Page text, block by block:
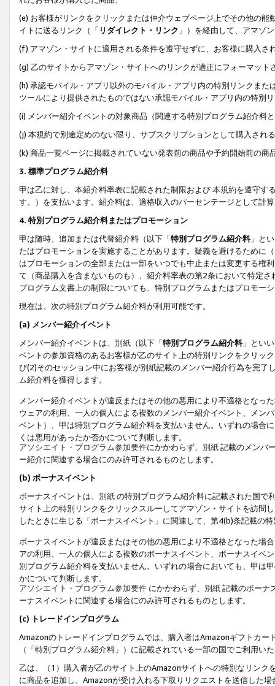
(e) お客様がリンクをクリックまたは仲介ウェブページ上でその他の
イトに送るリンク（「 リダイレクト・リンク 」）を経由して、アマゾ
(f) アマゾン・サイトに適用される条件を遵守せずに、お客様に購入さ
(g) 乙のサイトからアマゾン・サイトへのリンクが適正にフォーマッ
(h) 承認モバイル・アプリ以外のモバイル・アプリ内の特別リンクま
ツールにより提供されたものではない承認モバイル・アプリ内の特別
(i) メンバー紹介イベントの対象商品（関連する特別プログラム紹介料
(j) 本規約で別途定めのない限り、サブスクリプションとして購入され
(k) 商品一覧ページに掲載されていない発表前の商品や予約開始前の商
3. 標準プログラム紹介料
甲は乙に対し、本紹介料率表に記載された制限および本規約を遵守す
す。）を支払います。紹介料は、適格収入のパーセンテージとして計
4. 特別プログラム紹介料またはプロモーション
甲は随時、追加または代替紹介料（以下「特別プログラム紹介料」と
たはプロモーションを実施することがあります。疑義を避けるために
はプロモーションの全部または一部をいつでも中止または変更する権
て（商品購入を含まないものも）、紹介料率表の第2条において特定
プログラム文書上の制限についても、特別プログラムまたはプロモー
現在は、次の特別プログラム紹介料が利用可能です。
(a) メンバー紹介イベント
メンバー紹介イベントは、 別紙 （以下「特別プログラム紹介料」とい
ベントの参加資格のあるお客様が乙のサイト上の特別リンクをクリッ
び(2)そのセッション中にお客様が別紙記載のメンバー紹介行為を完了
ム紹介料を獲得します。
メンバー紹介イベントが違反またはその他の悪用により不適格となっ
ウェアの利用、一人の個人による複数のメンバー紹介イベント、メン
ベント）、甲は特別プログラム紹介料を支払いません。いずれの場合
くは悪用があったか否かについて判断します。
アソシエイト・プログラム参加要件にかかわらず、 別紙記載のメンバ
ー紹介に関連する場合にのみ許可されるものとします。
(b) ボーナスイベント
ボーナスイベントは、 別紙の特別プログラム紹介料に記載された国で
サイト上の特別リンクをクリックスルーしてアマゾン・サイトを訪問
したときに生じる「ボーナスイベント」に関連して、第4(b)条記載の
ボーナスイベントが違反またはその他の悪用により不適格となった場
アの利用、一人の個人による複数のボーナスイベント、ボーナスイベ
別プログラム紹介料を支払いません。いずれの場合においても、甲は
かについて判断します。
アソシエイト・プログラム参加要件 にかかわらず、 別紙記載のボーナ
ーナスイベントに関連する場合にのみ許可されるものとします。
(c) トレードインプログラム
Amazonのトレードインプログラムでは、購入者はAmazonギフトカ
（「特別プログラム紹介料」）に記載されている一部の国でご利用い
乙は、（1）購入者が乙のサイト上のAmazonサイトへの特別なリン
に商品を追加し、Amazonが受け入れる下取りリクエストを送信した